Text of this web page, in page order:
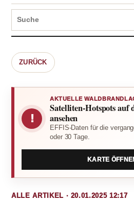
ZURÜCK
!
AKTUELLE
Satelliten-Hotspots
ansehen
EFFIS-Daten für die
oder 30 Tage.
KARTE
ALLE ARTIKEL · 20.01.2025 12:17